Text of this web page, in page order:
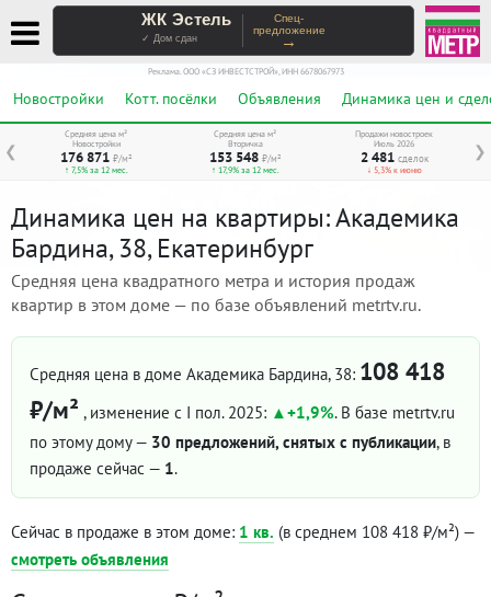
ЖК Эстель
✓ Дом сдан
Спец-
предложение
→
Реклама. ООО «СЗ ИНВЕСТСТРОЙ», ИНН 6678067973
Новостройки Котт. посёлки Объявления Динамика цен и
❮ ❯
Средняя цена м²
Новостройки
176 871 ₽/м²
↑ 7,5% за 12 мес.
Средняя цена м²
Вторичка
153 548 ₽/м²
↑ 17,9% за 12 мес.
Продажи новостроек
Июль 2026
2 481 сделок
↓ 5,3% к июню
Динамика цен на квартиры: Академика
Бардина, 38, Екатеринбург
Средняя цена квадратного метра и история продаж
квартир в этом доме — по базе объявлений metrtv.ru.
Средняя цена в доме Академика Бардина, 38: 108 418
₽/м² , изменение с I пол. 2025: +1,9%. В базе metrtv.ru
по этому дому — 30 предложений, снятых с публикации, в
продаже сейчас — 1.
Сейчас в продаже в этом доме: 1 кв. (в среднем 108 418 ₽/м²) —
смотреть объявления